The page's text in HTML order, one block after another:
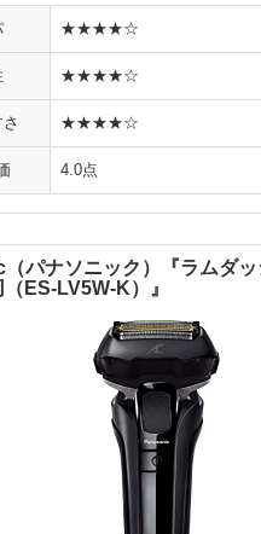
★★★★☆
★★★★☆
★★★★☆
4.0点
パナソニック）『ラムダッ
ES-LV5W-K）』